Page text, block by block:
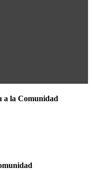
a la Comunidad